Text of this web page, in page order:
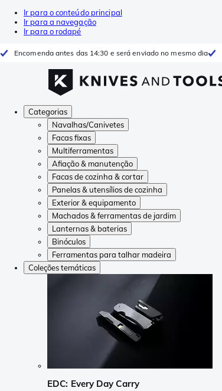
Ir para o conteúdo principal
Ir para a navegação
Ir para o rodapé
Encomenda antes das 14:30 e será enviado no mesmo dia
Categorias
Navalhas/Canivetes
Facas fixas
Multiferramentas
Afiação & manutenção
Facas de cozinha & cortar
Panelas & utensílios de cozinha
Exterior & equipamento
Machados & ferramentas de jardim
Lanternas & baterias
Binóculos
Ferramentas para talhar madeira
Coleções temáticas
EDC: Every Day Carry